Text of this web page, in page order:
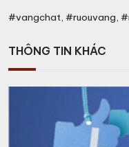
#vangchat, #ruouvang,
THÔNG TIN KHÁC